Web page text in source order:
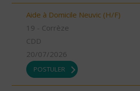
Aide à Domicile Neuvic (H/F)
19 - Corrèze
CDD
20/07/2026
POSTULER